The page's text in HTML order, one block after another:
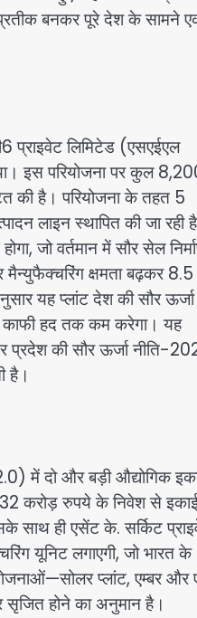
बनकर पूरे देश के सामने
प्राइवेट लिमिटेड (एसएईएल
इस परियोजना पर कुल
की है। परियोजना के तहत 5
लाइन स्थापित की जा रही
जो वर्तमान में सौर सेल
क्षमता बढ़कर 8.5
यह प्लांट देश की सौर ऊर्जा
काफी हद तक कम करेगा। यह
प्रदेश की सौर ऊर्जा नीति-
है।
में दो और बड़ी औद्योगिक
करोड़ रुपये के निवेश से
साथ ही एसेंट के. सर्किट
यूनिट लगाएगी, जो भारत के
प्लांट, एम्बर
होने का अनुमान है।